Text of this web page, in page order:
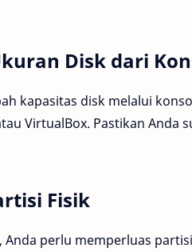
Disk dari
kapasitas disk melalui
VirtualBox. Pastikan Anda
Fisik
perlu memperluas